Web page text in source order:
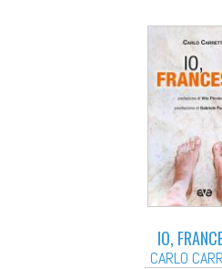
IO,
CARLO